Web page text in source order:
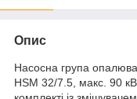
Опис
Насосна група
HSM 32/7.5, макс. 90